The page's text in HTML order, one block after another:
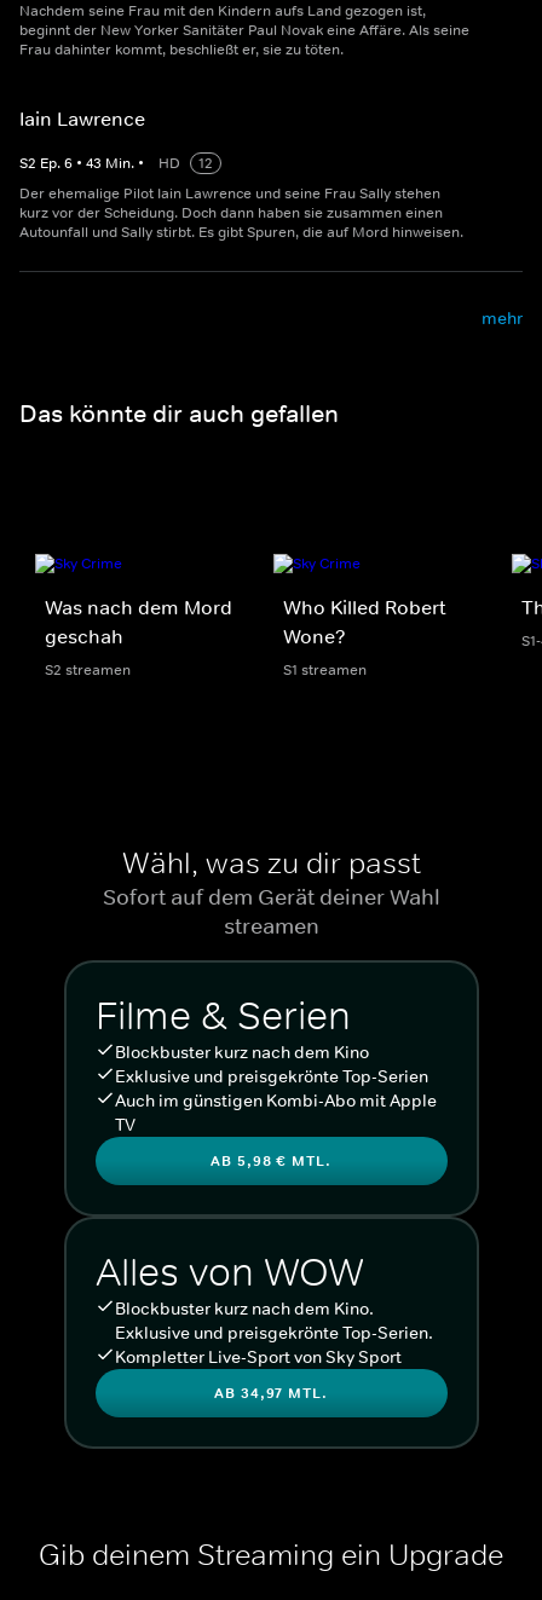
Nachdem seine Frau mit den Kindern aufs Land gezogen ist,
beginnt der New Yorker Sanitäter Paul Novak eine Affäre. Als seine
Frau dahinter kommt, beschließt er, sie zu töten.
Iain Lawrence
S2 Ep.6 • 43 Min. • HD
12
Der ehemalige Pilot Iain Lawrence und seine Frau Sally stehen
kurz vor der Scheidung. Doch dann haben sie zusammen einen
Autounfall und Sally stirbt. Es gibt Spuren, die auf Mord hinweisen.
mehr
Das könnte dir auch gefallen
Was nach dem Mord
geschah
S2 streamen
Who Killed Robert
Wone?
S1 streamen
Wähl, was zu dir passt
Sofort auf dem Gerät deiner Wahl
streamen
Filme & Serien
Blockbuster kurz nach dem Kino
Exklusive und preisgekrönte Top-Serien
Auch im günstigen Kombi-Abo mit Apple
TV
AB 5,98 € MTL.
Alles von WOW
Blockbuster kurz nach dem Kino.
Exklusive und preisgekrönte Top-Serien.
Kompletter Live-Sport von Sky Sport
AB 34,97 MTL.
Gib deinem Streaming ein Upgrade